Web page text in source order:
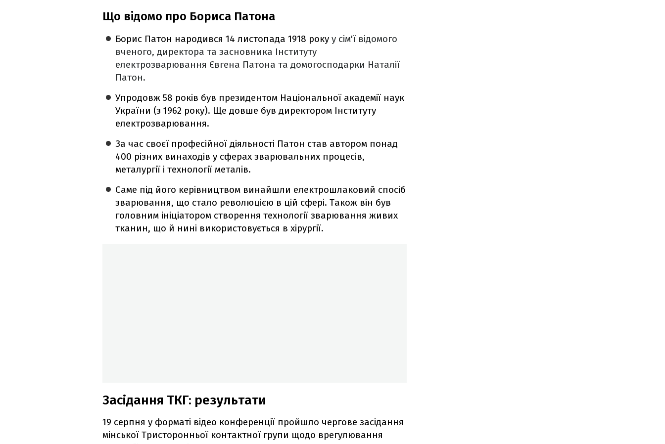
Що відомо про Бориса Патона
Борис Патон народився 14 листопада 1918 рокуу сім'ї відомого
вченого, директора та засновника Інституту
електрозварювання Євгена Патона та домогосподарки Наталії
Патон.
Упродовж 58 років був президентом Національної академії наук
України (з 1962 року). Ще довше був директором Інституту
електрозварювання.
За час своєї професійної діяльності Патон став автором понад
400 різних винаходів у сферах зварювальних процесів,
металургії і технології металів.
Саме під його керівництвом винайшли електрошлаковий спосіб
зварювання, що стало революцією в цій сфері. Також він був
головним ініціатором створення технології зварювання живих
тканин, що й нині використовується в хірургії.
Засідання ТКГ: результати
19 серпня у форматі відео конференції пройшло чергове засідання
мінської Тристоронньої контактної групи щодо врегулювання